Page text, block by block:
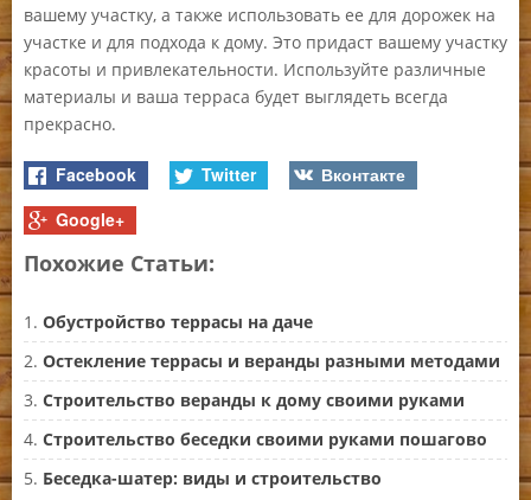
вашему участку, а также использовать ее для дорожек на
участке и для подхода к дому. Это придаст вашему участку
красоты и привлекательности. Используйте различные
материалы и ваша терраса будет выглядеть всегда
прекрасно.
Facebook Twitter
Вконтакте
Google+
Похожие Статьи:
Обустройство террасы на даче
Остекление террасы и веранды разными методами
Строительство веранды к дому своими руками
Строительство беседки своими руками пошагово
Беседка-шатер: виды и строительство